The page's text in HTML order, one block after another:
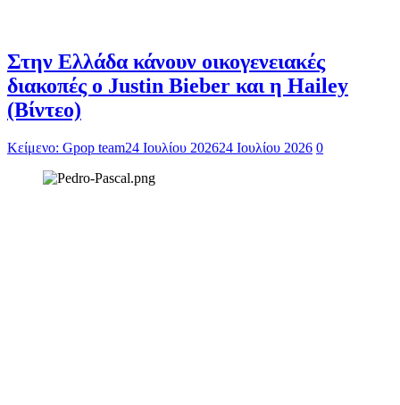
Στην Ελλάδα κάνουν οικογενειακές
διακοπές ο Justin Bieber και η Hailey
(Βίντεο)
Κείμενο: Gpop team24 Ιουλίου 202624 Ιουλίου 2026 0